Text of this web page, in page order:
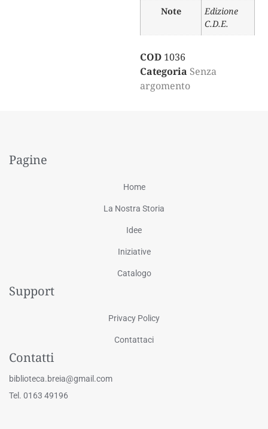
Note
Edizione
C.D.E.
COD 1036
Categoria Senza
argomento
Pagine
Home
La Nostra Storia
Idee
Iniziative
Catalogo
Support
Privacy Policy
Contattaci
Contatti
biblioteca.breia@gmail.com
Tel. 0163 49196